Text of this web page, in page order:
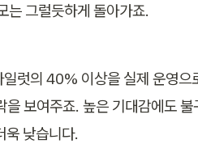
는 그럴듯하게 돌아가죠.
을 보여주죠. 높은 기대감에도
낮습니다.